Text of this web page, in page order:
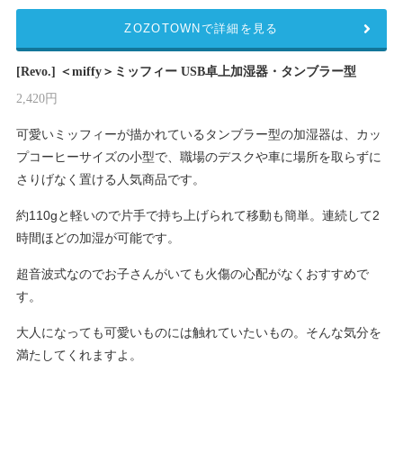
[Revo.] ＜miffy＞ミッフィー USB卓上加湿器・タンブラー型
2,420円
可愛いミッフィーが描かれているタンブラー型の加湿器は、カッ
プコーヒーサイズの小型で、職場のデスクや車に場所を取らずに
さりげなく置ける人気商品です。
約110gと軽いので片手で持ち上げられて移動も簡単。連続して2
時間ほどの加湿が可能です。
超音波式なのでお子さんがいても火傷の心配がなくおすすめで
す。
大人になっても可愛いものには触れていたいもの。そんな気分を
満たしてくれますよ。
ZOZOTOWNで詳細を見る